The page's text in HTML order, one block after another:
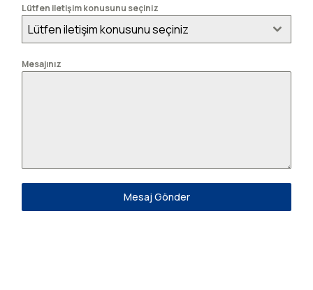
Lütfen iletişim konusunu seçiniz
Lütfen iletişim konusunu seçiniz
Mesajınız
Mesaj Gönder